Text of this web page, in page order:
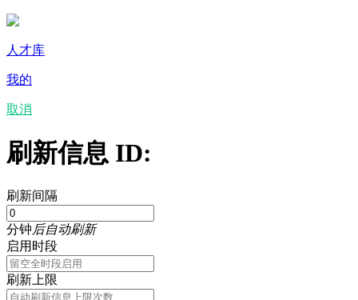
人才库
我的
取消
刷新信息 ID:
刷新间隔
分钟后自动刷新
启用时段
刷新上限